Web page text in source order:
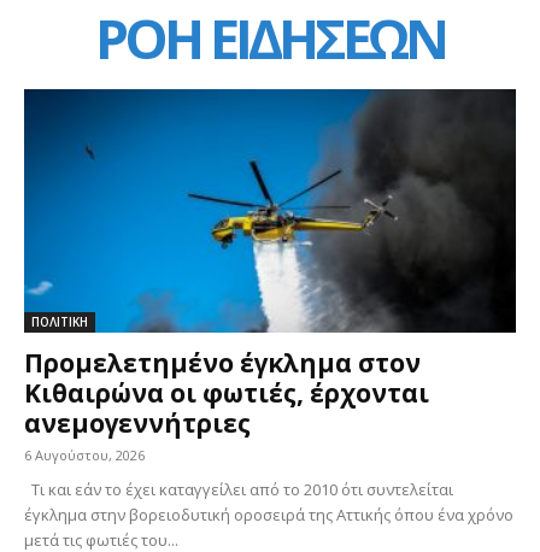
ΡΟΗ ΕΙΔΗΣΕΩΝ
ΠΟΛΙΤΙΚΗ
Προμελετημένο έγκλημα στον
Κιθαιρώνα οι φωτιές, έρχονται
ανεμογεννήτριες
6 Αυγούστου, 2026
Τι και εάν το έχει καταγγείλει από το 2010 ότι συντελείται
έγκλημα στην βορειοδυτική οροσειρά της Αττικής όπου ένα χρόνο
μετά τις φωτιές του...